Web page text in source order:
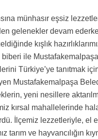
münhasır eşsiz
gelenekler devam
kışlık
ile
Türkiye’ye tanıtmak
Mustafakemalpaşa
yeni nesillere
kırsal mahallelerinde
İlçemiz lezzetleriyle, el
tarım ve hayvancılığın